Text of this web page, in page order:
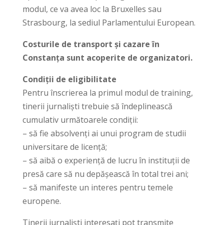
modul, ce va avea loc la Bruxelles sau
Strasbourg, la sediul Parlamentului European.
Costurile de transport și cazare în
Constanța sunt acoperite de organizatori.
Condiții de eligibilitate
Pentru înscrierea la primul modul de training,
tinerii jurnaliști trebuie să îndeplinească
cumulativ următoarele condiţii:
– să fie absolvenți ai unui program de studii
universitare de licență;
– să aibă o experiență de lucru în instituții de
presă care să nu depășească în total trei ani;
– să manifeste un interes pentru temele
europene.
Tinerii jurnaliști interesați pot transmite